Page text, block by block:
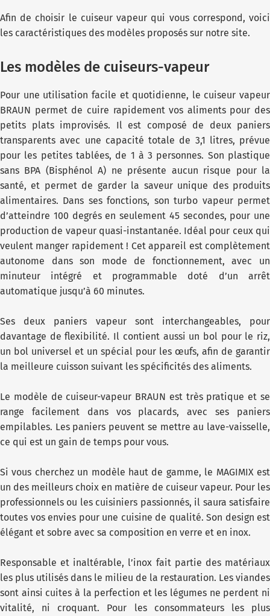
Afin de choisir le cuiseur vapeur qui vous correspond, voici
les caractéristiques des modèles proposés sur notre site.
Les modèles de cuiseurs-vapeur
Pour une utilisation facile et quotidienne, le cuiseur vapeur
BRAUN permet de cuire rapidement vos aliments pour des
petits plats improvisés. Il est composé de deux paniers
transparents avec une capacité totale de 3,1 litres, prévue
pour les petites tablées, de 1 à 3 personnes. Son plastique
sans BPA (Bisphénol A) ne présente aucun risque pour la
santé, et permet de garder la saveur unique des produits
alimentaires. Dans ses fonctions, son turbo vapeur permet
d’atteindre 100 degrés en seulement 45 secondes, pour une
production de vapeur quasi-instantanée. Idéal pour ceux qui
veulent manger rapidement ! Cet appareil est complètement
autonome dans son mode de fonctionnement, avec un
minuteur intégré et programmable doté d’un arrêt
automatique jusqu’à 60 minutes.
Ses deux paniers vapeur sont interchangeables, pour
davantage de flexibilité. Il contient aussi un bol pour le riz,
un bol universel et un spécial pour les œufs, afin de garantir
la meilleure cuisson suivant les spécificités des aliments.
Le modèle de cuiseur-vapeur BRAUN est très pratique et se
range facilement dans vos placards, avec ses paniers
empilables. Les paniers peuvent se mettre au lave-vaisselle,
ce qui est un gain de temps pour vous.
Si vous cherchez un modèle haut de gamme, le MAGIMIX est
un des meilleurs choix en matière de cuiseur vapeur. Pour les
professionnels ou les cuisiniers passionnés, il saura satisfaire
toutes vos envies pour une cuisine de qualité. Son design est
élégant et sobre avec sa composition en verre et en inox.
Responsable et inaltérable, l’inox fait partie des matériaux
les plus utilisés dans le milieu de la restauration. Les viandes
sont ainsi cuites à la perfection et les légumes ne perdent ni
vitalité, ni croquant. Pour les consommateurs les plus